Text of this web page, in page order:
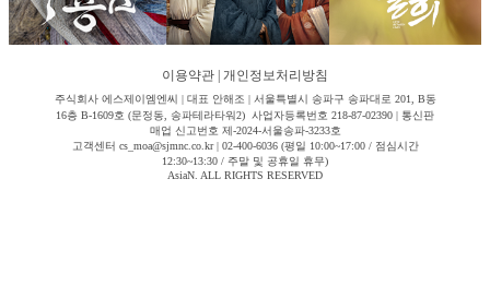
이용약관 개인정보처리방침
주식회사 에스제이엠엔씨 | 대표 안해조 | 서울특별시 송파구 송파대로 201, B동
16층 B-1609호 (문정동, 송파테라타워2) 사업자등록번호 218-87-02390 | 통신판
매업 신고번호 제-2024-서울송파-3233호
고객센터 cs_moa@sjmnc.co.kr | 02-400-6036 (평일 10:00~17:00 / 점심시간
12:30~13:30 / 주말 및 공휴일 휴무)
AsiaN. ALL RIGHTS RESERVED